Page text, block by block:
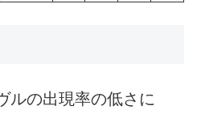
ルの出現率の低さに